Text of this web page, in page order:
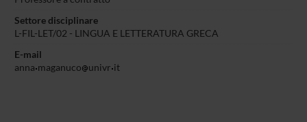
Settore disciplinare
L-FIL-LET/02 - LINGUA E LETTERATURA GRECA
E-mail
anna maganuco univr it